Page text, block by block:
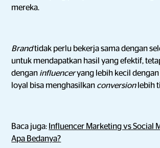
mereka.
Brandtidak perlu bekerja sama dengan
untuk mendapatkan hasil yang efektif,
dengan influenceryang lebih kecil
loyal bisa menghasilkan conversionlebih
Baca juga: Influencer Marketing vs Social
Apa Bedanya?